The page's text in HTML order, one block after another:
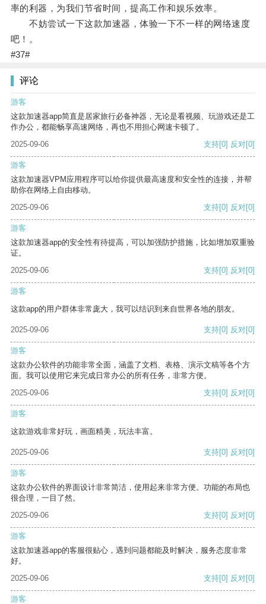
率的利器，为我们节省时间，提高工作和娱乐效率。
不妨尝试一下这款加速器，体验一下不一样的网络速度
吧！。
#37#
评论
游客
这款加速器app简直是居家旅行必备神器，无论是看视频、玩游戏还是工
作办公，都能畅享高速网络，再也不用担心网速卡顿了。
2025-09-06
支持[0] 反对[0]
游客
这款加速器VPM应用程序可以给你提供最高速度和安全性的连接，并帮
助你在网络上自由移动。
2025-09-06
支持[0] 反对[0]
游客
这款加速器app的安全性有待提高，可以加强防护措施，比如增加双重验
证。
2025-09-06
支持[0] 反对[0]
游客
这款app的用户群体非常庞大，我可以结识到来自世界各地的朋友。
2025-09-06 支持[0] 反对[0]
游客
这款办公软件的功能非常全面，涵盖了文档、表格、演示文稿等各个方
面。我可以使用它来完成日常办公的所有任务，非常方便。
2025-09-06
支持[0] 反对[0]
游客
这款游戏非常好玩，画面精美，玩法丰富。
2025-09-06 支持[0] 反对[0]
游客
这款办公软件的界面设计非常简洁，使用起来非常方便。功能的布局也
很合理，一目了然。
2025-09-06
支持[0] 反对[0]
游客
这款加速器app的客服很贴心，遇到问题都能及时解决，服务态度非常
好。
2025-09-06
支持[0] 反对[0]
游客